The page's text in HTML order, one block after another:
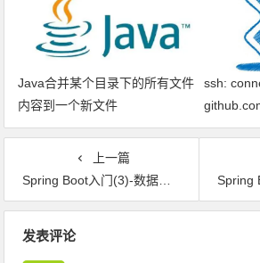
Java合并某个目录下的所有文件
内容到一个新文件
ssh:
上一篇
Spring Boot入门(3)-数据库操作
Spring
发表评论